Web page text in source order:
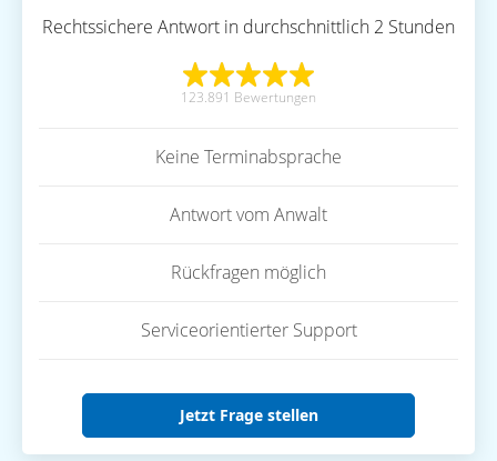
Rechtssichere Antwort in durchschnittlich 2 Stunden
123.891 Bewertungen
Keine Terminabsprache
Antwort vom Anwalt
Rückfragen möglich
Serviceorientierter Support
Jetzt Frage stellen